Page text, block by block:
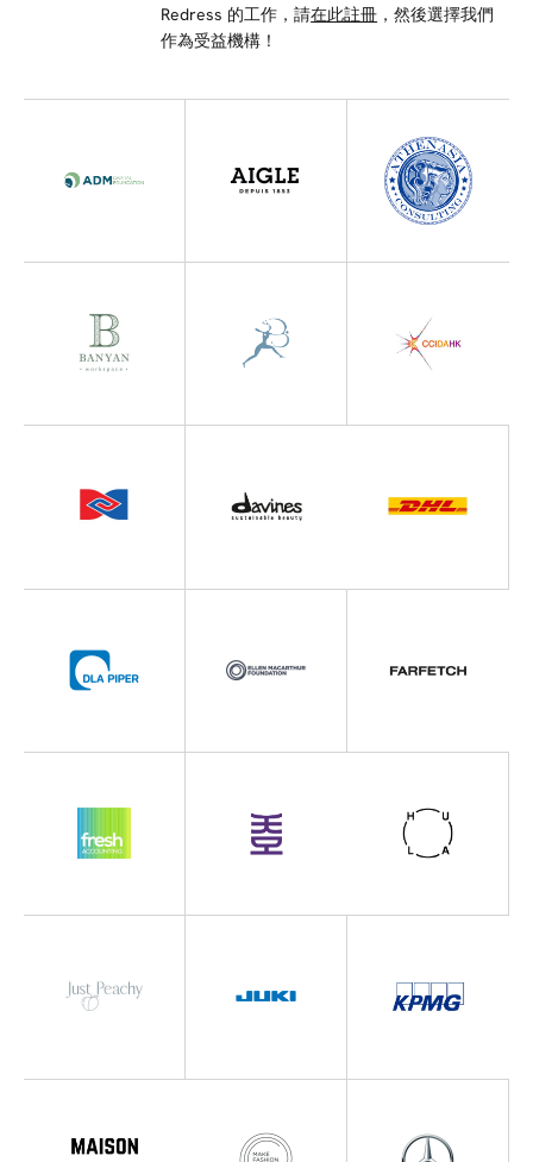
Redress 的工作，請在此註冊 ，然後選擇我們
作為受益機構！